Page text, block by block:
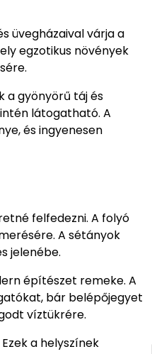
üvegházaival várja a
egzotikus növények
a gyönyörű táj és
látogatható. A
és ingyenesen
felfedezni. A folyó
A sétányok
jelenébe.
építészet remeke. A
bár belépőjegyet
víztükrére.
a helyszínek